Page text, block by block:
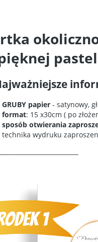
GRUBY papier - satynowy,
format: 15 x30cm ( po
sposób otwierania
technika wydruku